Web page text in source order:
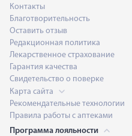
Контакты
Благотворительность
Оставить отзыв
Редакционная политика
Лекарственное страхование
Гарантия качества
Свидетельство о поверке
Карта сайта
Рекомендательные технологии
Правила работы с аптеками
Программа лояльности